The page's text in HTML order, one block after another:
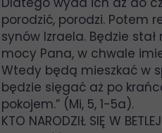
porodzić, porodzi. Potem
synów Izraela. Będzie
mocy Pana, w chwale
Wtedy będą mieszkać w
będzie sięgać aż po
pokojem.” (Mi, 5, 1-5a).
KTO NARODZIŁ SIĘ W